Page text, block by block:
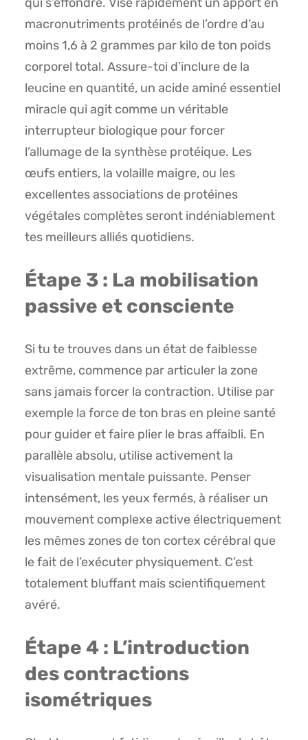
macronutriments protéinés de l’ordre d’au
moins 1,6 à 2 grammes par kilo de ton poids
corporel total. Assure-toi d’inclure de la
leucine en quantité, un acide aminé essentiel
miracle qui agit comme un véritable
interrupteur biologique pour forcer
l’allumage de la synthèse protéique. Les
œufs entiers, la volaille maigre, ou les
excellentes associations de protéines
végétales complètes seront indéniablement
tes meilleurs alliés quotidiens.
Étape 3 : La mobilisation
passive et consciente
Si tu te trouves dans un état de faiblesse
extrême, commence par articuler la zone
sans jamais forcer la contraction. Utilise par
exemple la force de ton bras en pleine santé
pour guider et faire plier le bras affaibli. En
parallèle absolu, utilise activement la
visualisation mentale puissante. Penser
intensément, les yeux fermés, à réaliser un
mouvement complexe active électriquement
les mêmes zones de ton cortex cérébral que
le fait de l’exécuter physiquement. C’est
totalement bluffant mais scientifiquement
avéré.
Étape 4 : L’introduction
des contractions
isométriques